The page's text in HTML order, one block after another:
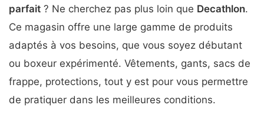
parfait ? Ne cherchez pas plus loin que Decathlon.
Ce magasin offre une large gamme de produits
adaptés à vos besoins, que vous soyez débutant
ou boxeur expérimenté. Vêtements, gants, sacs de
frappe, protections, tout y est pour vous permettre
de pratiquer dans les meilleures conditions.